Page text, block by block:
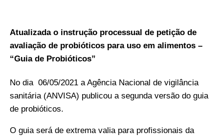
Atualizada o instrução processual de petição de
avaliação de probióticos para uso em alimentos –
“Guia de Probióticos”
No dia 06/05/2021 a Agência Nacional de vigilância
sanitária (ANVISA) publicou a segunda versão do guia
de probióticos.
O guia será de extrema valia para profissionais da